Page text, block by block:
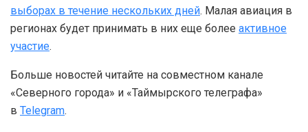
выборах в течение нескольких дней. Малая авиация в
регионах будет принимать в них еще более активное
участие.
Больше новостей читайте на совместном канале
«Северного города» и «Таймырского телеграфа»
в Telegram.